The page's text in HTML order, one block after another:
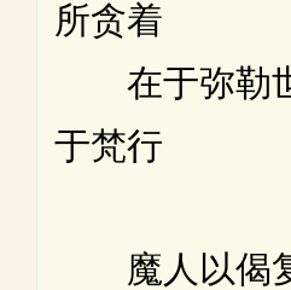
所贪着
在于弥
于梵行
魔人以偈复